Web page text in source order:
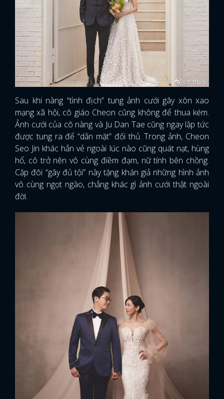
Sau khi nàng “tình địch” tung ảnh cưới gây xôn xao
mạng xã hội, cô giáo Cheon cũng không để thua kém.
Ảnh cưới của cô nàng và Ju Dan Tae cũng ngay lập tức
được tung ra để “dằn mặt” đối thủ. Trong ảnh, Cheon
Seo Jin khác hẳn vẻ ngoài lúc nào cũng quát nạt, hùng
hổ, cô trở nên vô cùng điềm đạm, nữ tính bên chồng.
Cặp đôi “gây đủ tội” này tặng khán giả những hình ảnh
vô cùng ngọt ngào, chẳng khác gì ảnh cưới thật ngoài
đời.